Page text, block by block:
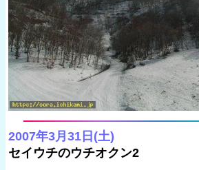
2007年3月31日(土)
セイウチのウチオクン2